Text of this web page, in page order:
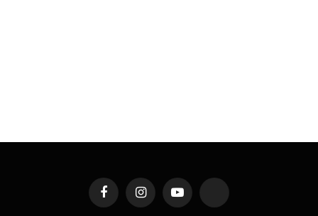
FacebookInstagramYouTube TikTok